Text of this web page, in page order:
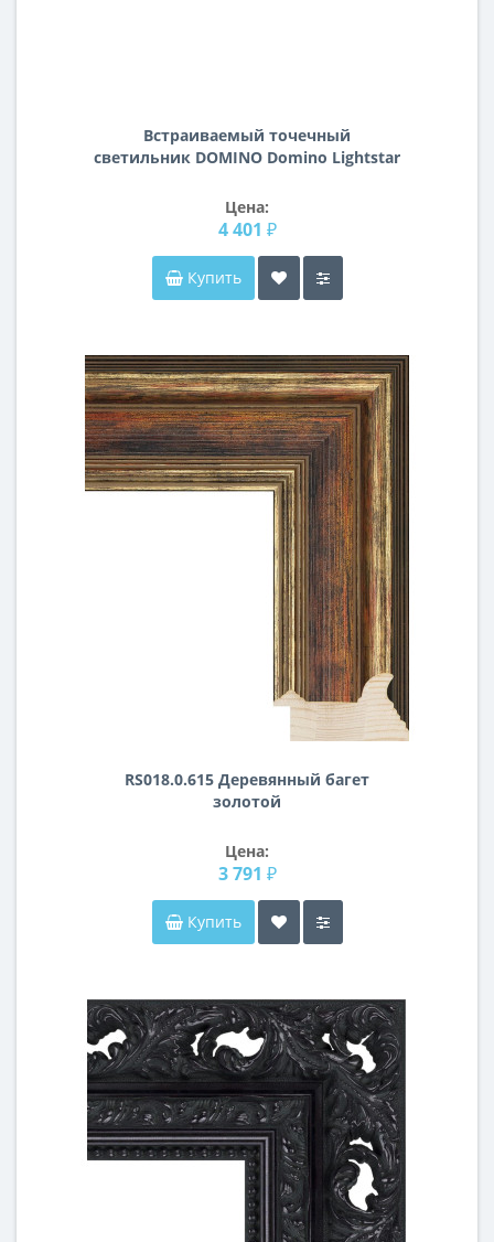
Встраиваемый точечный
светильник DOMINO Domino Lightstar
Цена:
4 401 ₽
Купить
RS018.0.615 Деревянный багет
золотой
Цена:
3 791 ₽
Купить